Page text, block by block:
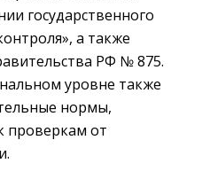
государственного
а также
РФ № 875.
уровне также
нормы,
проверкам от